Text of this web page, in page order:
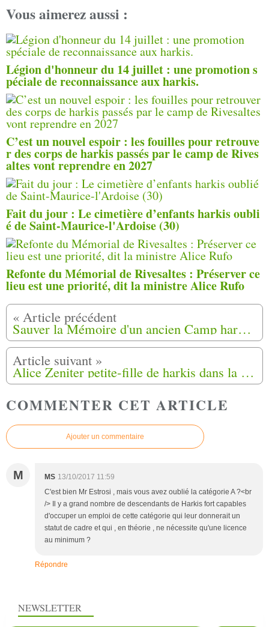
Vous aimerez aussi :
Légion d'honneur du 14 juillet : une promotion s
péciale de reconnaissance aux harkis.
C’est un nouvel espoir : les fouilles pour retrouve
r des corps de harkis passés par le camp de Rives
altes vont reprendre en 2027
Fait du jour : Le cimetière d’enfants harkis oubli
é de Saint-Maurice-l'Ardoise (30)
Refonte du Mémorial de Rivesaltes : Préserver ce
lieu est une priorité, dit la ministre Alice Rufo
Sauver la Mémoire d'un ancien Camp harkis menacé de disparaître Valbonne Sophia Antipolis (06).
Alice Zeniter petite-fille de harkis dans la deuxième sélection du Prix Goncourt 2017, ils ne sont plus que huit en lice
COMMENTER CET ARTICLE
Ajouter un commentaire
M MS 13/10/2017 11:59
C'est bien Mr Estrosi , mais vous avez oublié la catégorie A ?<br
/> Il y a grand nombre de descendants de Harkis fort capables
d'occuper un emploi de cette catégorie qui leur donnerait un
statut de cadre et qui , en théorie , ne nécessite qu'une licence
au minimum ?
Répondre
NEWSLETTER